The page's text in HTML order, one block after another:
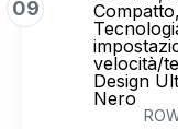
09
Compatto,
velocità/
Design
Nero